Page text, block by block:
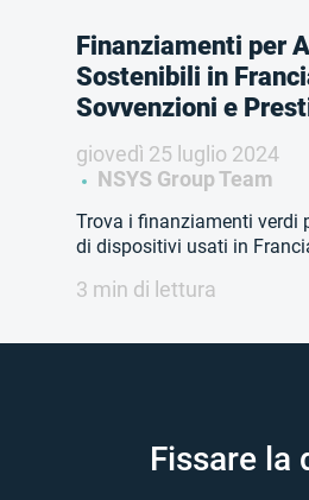
Finanziamenti per
Sostenibili in
Sovvenzioni e
giovedì 25 luglio 2024
NSYS Group Team
Trova i finanziamenti verdi
di dispositivi usati in
3 min di lettura
Fissare la